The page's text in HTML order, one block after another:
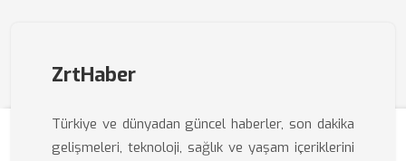
ZrtHaber
Türkiye ve dünyadan güncel haberler, son dakika
gelişmeleri, teknoloji, sağlık ve yaşam içeriklerini